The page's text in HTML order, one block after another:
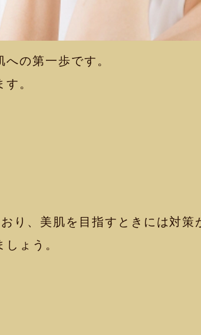
の第一歩です。
。
り、美肌を目指すときには対策
ょう。